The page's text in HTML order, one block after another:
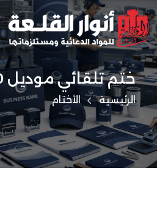
ختم تلقائي موديل P-E50 ازرق
الرئيسية الأختام